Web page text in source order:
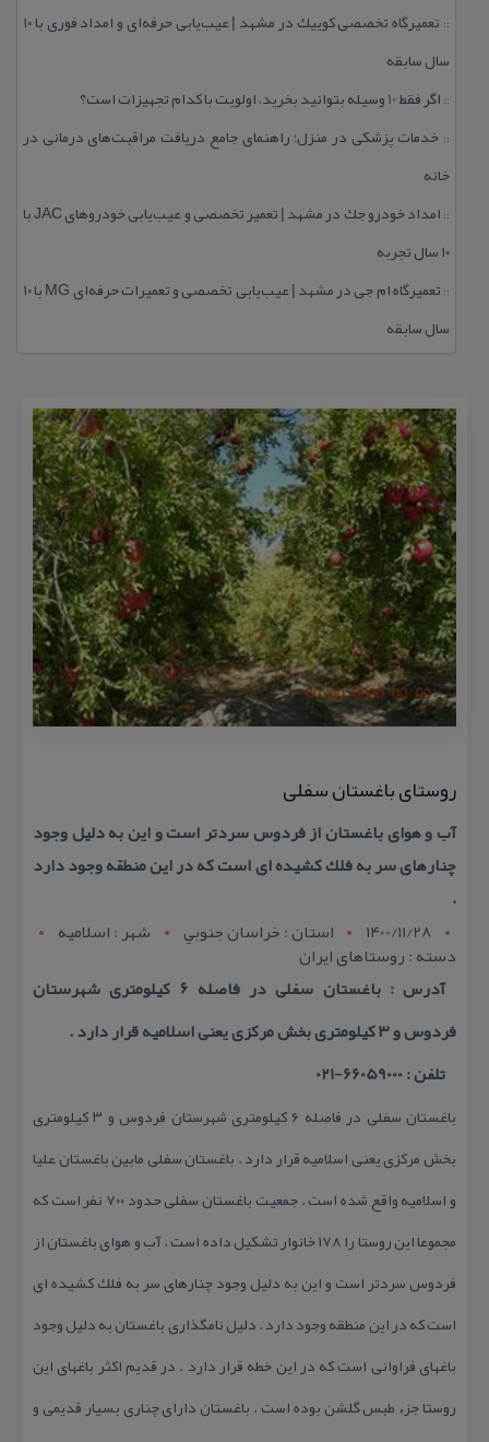
::
تعمیرگاه تخصصی كوییك در مشهد | عیب‌یابی حرفه‌ای و امداد فوری با ۱۰
سال سابقه
:: اگر فقط 10 وسیله بتوانید بخرید، اولویت با كدام تجهیزات است؟
:: خدمات پزشكی در منزل؛ راهنمای جامع دریافت مراقبت‌های درمانی در
خانه
::
امداد خودرو جك در مشهد | تعمیر تخصصی و عیب‌یابی خودروهای JAC با
۱۰ سال تجربه
::
تعمیرگاه ام جی در مشهد | عیب‌یابی تخصصی و تعمیرات حرفه‌ای MG با ۱۰
سال سابقه
روستای باغستان سفلی
آب و هوای باغستان از فردوس سردتر است و این به دلیل وجود
چنارهای سر به فلك كشیده ای است كه در این منطقه وجود دارد
.
1400/11/28
استان : خراسان جنوبي شهر : اسلاميه
دسته : روستاهای ایران
آدرس : باغستان سفلی در فاصله ۶ كیلومتری شهرستان
فردوس و ۳ كیلومتری بخش مركزی یعنی اسلامیه قرار دارد .
تلفن : 66059000-021
باغستان سفلی در فاصله ۶ كیلومتری شهرستان فردوس و ۳ كیلومتری
بخش مركزی یعنی اسلامیه قرار دارد . باغستان سفلی مابین باغستان علیا
و اسلامیه واقع شده است . جمعیت باغستان سفلی حدود ۷۰۰ نفر است كه
مجموعا این روستا را ۱۷۸ خانوار تشكیل داده است . آب و هوای باغستان از
فردوس سردتر است و این به دلیل وجود چنارهای سر به فلك كشیده ای
است كه در این منطقه وجود دارد . دلیل نامگذاری باغستان به دلیل وجود
باغهای فراوانی است كه در این خطه قرار دارد . در قدیم اكثر باغهای این
روستا جزء طبس گلشن بوده است . باغستان دارای چناری بسیار قدیمی و